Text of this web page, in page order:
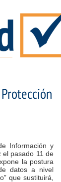
Información y
el pasado 11 de
la postura
datos a nivel
que sustituirá,